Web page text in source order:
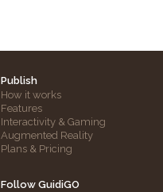
Publish
How it works
Features
Interactivity & Gaming
Augmented Reality
Plans & Pricing
Follow GuidiGO